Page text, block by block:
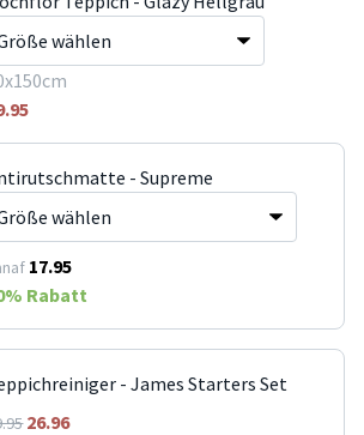
- Supreme
17.95
% Rabatt
- James Starters Set
26.96